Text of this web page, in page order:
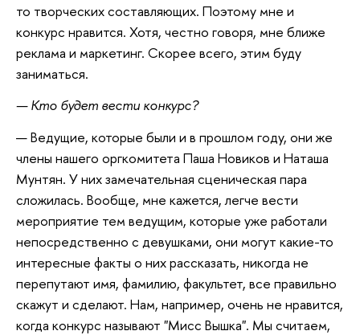
то творческих составляющих. Поэтому мне и
конкурс нравится. Хотя, честно говоря, мне ближе
реклама и маркетинг. Скорее всего, этим буду
заниматься.
— Кто будет вести конкурс?
— Ведущие, которые были и в прошлом году, они же
члены нашего оргкомитета Паша Новиков и Наташа
Мунтян. У них замечательная сценическая пара
сложилась. Вообще, мне кажется, легче вести
мероприятие тем ведущим, которые уже работали
непосредственно с девушками, они могут какие-то
интересные факты о них рассказать, никогда не
перепутают имя, фамилию, факультет, все правильно
скажут и сделают. Нам, например, очень не нравится,
когда конкурс называют "Мисс Вышка". Мы считаем,